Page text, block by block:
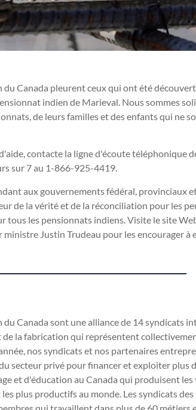
Canada pleurent ceux qui ont été
indien de Marieval. Nous sommes
de leurs familles et des enfants qui ne
contacte la ligne d'écoute téléphonique
sur 7 au 1-866-925-4419.
aux gouvernements fédéral, provinciaux
de la vérité et de la réconciliation pour les
tous les pensionnats indiens. Visite le site
Justin Trudeau pour les encourager à
Canada sont une alliance de 14 syndicats
la fabrication qui représentent
nos syndicats et nos partenaires
secteur privé pour financer et exploiter plus
et d'éducation au Canada qui produisent
plus productifs au monde. Les syndicats